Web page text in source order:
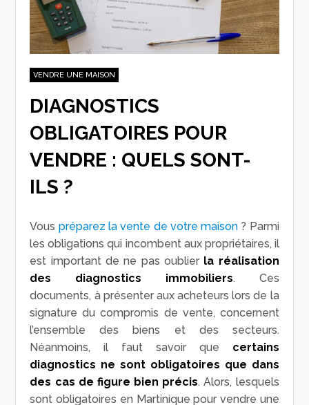
VENDRE UNE MAISON
DIAGNOSTICS
OBLIGATOIRES POUR
VENDRE : QUELS SONT-
ILS ?
Vous préparez la vente de votre maison ? Parmi
les obligations qui incombent aux propriétaires, il
est important de ne pas oublier la réalisation
des diagnostics immobiliers. Ces
documents, à présenter aux acheteurs lors de la
signature du compromis de vente, concernent
l’ensemble des biens et des secteurs.
Néanmoins, il faut savoir que certains
diagnostics ne sont obligatoires que dans
des cas de figure bien précis. Alors, lesquels
sont obligatoires en Martinique pour vendre une